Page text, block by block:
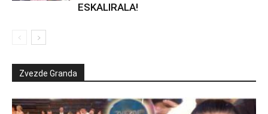
ESKALIRALA!
Zvezde Granda